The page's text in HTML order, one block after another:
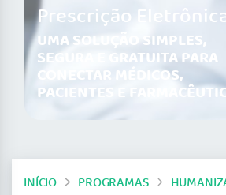
Prescrição
UMA SOLUÇÃO SIMPLES,
SEGURA E GRATUITA PARA
CONECTAR MÉDICOS,
PACIENTES E
INÍCIO PROGRAMAS